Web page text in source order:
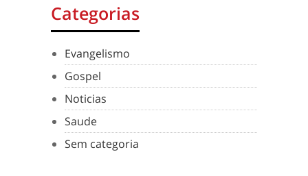
Categorias
Evangelismo
Gospel
Noticias
Saude
Sem categoria